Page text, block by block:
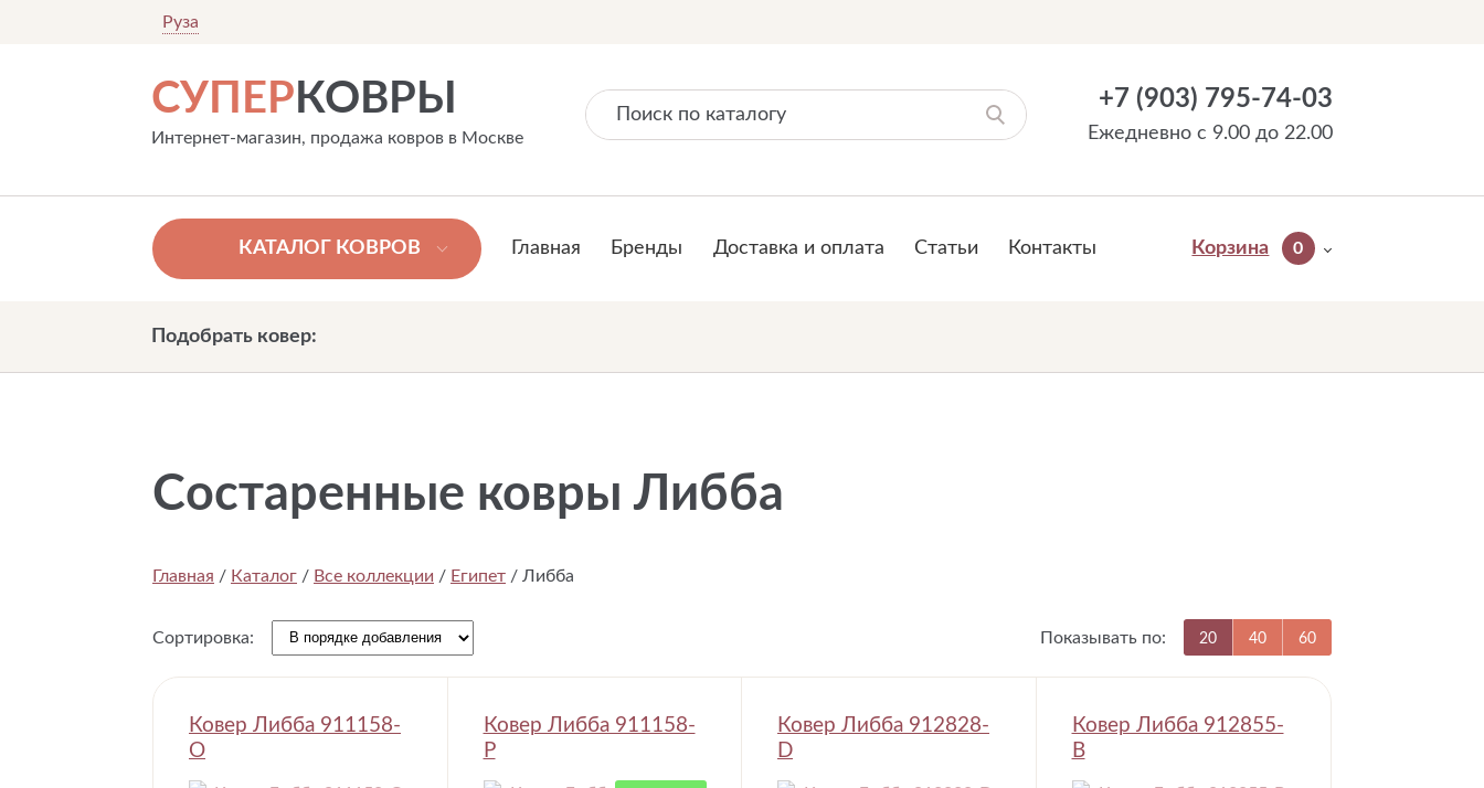
Руза
СУПЕР КОВРЫ
Интернет-магазин, продажа ковров в Москве
+7 (903) 795-74-03
Ежедневно с 9.00 до 22.00
КАТАЛОГ КОВРОВ Главная Бренды Доставка и оплата Статьи Контакты Корзина 0
Подобрать ковер:
Состаренные ковры Либба
Главная / Каталог / Все коллекции / Египет / Либба
Сортировка: Показывать по: 20 40 60
Ковер Либба 911158-
O
Ковер Либба 911158-
P
Ковер Либба 912828-
D
Ковер Либба 912855-
B